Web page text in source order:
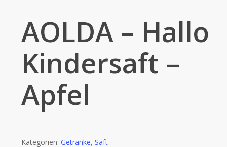
AOLDA – Hallo
Kindersaft –
Apfel
Kategorien: Getränke, Saft